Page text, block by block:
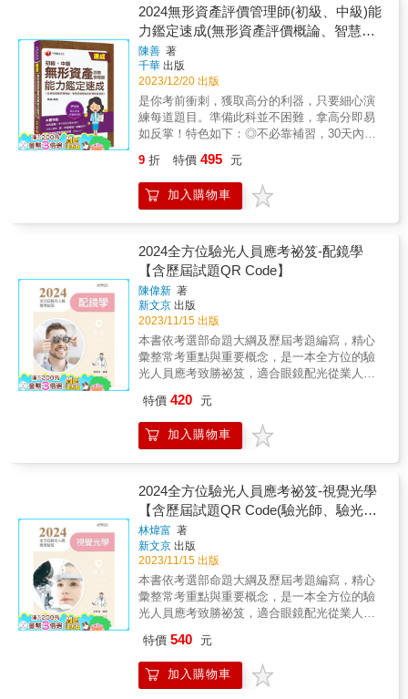
收集歷年來公務高考，專技高考、薦任升等相
關試題，加以歸納、整理、解析，並收集多本
教科書之精華部份，將「安全工程」（也包含
機電防護防火防爆）的內容以主題的方式排列
成十七章，以解題的方式編寫，其解析的特點
收。由於歷年此類考題，涵蓋範圍很廣，因
此，要能掌握答題要領的關鍵在於有經驗的名
師為你解題，藉由名師的參考答案，你能更精
確地理解答題要領所在。& & ◎完整收錄歷年
各類考試的勝負關鍵，本書所收錄的題目數量
是坊間所有參考書籍中數量最多的。藉由實際
的大範圍考題，可自我檢視學習成效。建議熟
嘗試自己解題，再來比對書上的解析，如此一
來，藉由比對的差異性來自行思考，若真的沒
辦法再參考解析，針對弱點加強複習。如此才
能有效地完成自我複習、精進的考試目標。書
中內容集結各類考題精華，省去你在坊間尋覓
參考書籍的時間，精確的掌握此書內容，必能
金榜題名！& & 《工業安全管理經典題庫解
析》& ◎申論式題庫薈萃，脈絡條理分明& 國
家考試及取得技能檢定證照，才是求職唯一的
保障；且政府現階段急切推展「職業證照制
度」，未來求職必須具備合格證照，才能找到
一份理想的工作。有鑑於此，筆者將國內專家
理，以申論題庫的方式呈現，讓你能夠從實際
的考題直接上手，快速有效率的完成高分上榜
的目標。& & ◎名師指引掌握訣竅，高分勢易
如反掌& 本書的特點是收集歷年來公務高考，
專技高考及技能檢定的試題，加以歸納、整
理、解析，並收集多本教科書之精華部份，將
「工業安全管理」的課文內容由原先的十三章
增為十六章，再輔以第十七章的近年試題與解
析，以解題的方式編寫，其解析的特點在簡單
扼要，由淺入深，條例分明，便於讀者吸收。
由於歷年的工業安全管理考題，涵蓋範圍很
廣，因此，要能掌握答題要領的關鍵在於有經
驗的名師為你解題，藉由名師的參考答案，你
表說明，確實掌握命題方針。各章章末精選歷
屆考題及解答，並解析相關概念，使讀者能融
會貫通，舉一反三。各章以星星符號代表歷屆
考題出題比例，數目越多代表出題比例越高，
最多5顆，以供讀者備考參酌。 & 書中以QR
Code提供讀者掃描下載歷屆試題題庫，以供應
考複習所需，還可掌握最新命題趨勢，是一本
全方位驗光人員應考致勝祕笈。 & 2024年版特
別收錄最新112年的專技驗光人員高考考題，適
合眼鏡配光從業人員及視光相關科系學生準備
2024無形資產評價管理師(初級、中級)能
力鑑定速成(無形資產評價概論、智慧財
產概論及評價職業道德)(IPAS無形資產評
價管理師能力鑑定)
陳善 著
千華 出版
2023/12/20 出版
是你考前衝刺，獲取高分的利器，只要細心演
練每道題目。準備此科並不困難，拿高分即易
如反掌！特色如下：◎不必靠補習，30天內速
構清晰，立即掌握考試趨勢◎章節重點搭配精
選試題，題題解析快速上手根據IPAS經濟部產
業人才能力鑑定「無形資產評價管理師」所編
力。編寫的方式儘可能摒棄冗長論述，採清晰
條列方式，輔以圖表生動說明，並搭配精選試
題，幫助熟悉題型，慢慢累積解題的方法、速
度，強化了學習的組織能力，猶如洋蔥般一層
層地剖析，必能有助強化得分上榜實力，可謂
全方位參考書。準備方法現代企業和以往以有
形資產為主的傳統產業已顯不相同，現代的商
業模式是智慧的競爭，且往往企業智慧財產的
價值，往往是其帳列有形資產價值之三到四倍
財產的價值，財務報表因未考慮智慧財產之故
灣企業而言，這種企業價值未能於資產負債表
顯示問題，也日益嚴重，這時就有賴無形資產
的評價。所以內容以簡潔好記的文字說明，幫
適用初、中級的各位，加上考試科目一脈相
承，為明確區分初、中級的章節，於相關段落
旁標有「中級必讀」，請應試中級的你讀完全
書後，務必針對這些地方再做加強。而應試初
級的你遇到這些地方也不要直接跳過，行有餘
力也可約略讀過，作為增長應試知識的途徑。
以下為各位歸納無形資產評價初(中)級的準備方
法：一、擬定計畫表擬定讀書計畫表，配合本
競賽一樣，要比誰有耐力、有恆心，一定要擬
的！二、試題演練演算題目是測量自己是否吸
收的一個很好的方式，所以內容安排在各章後
9 折 特價 495 元
加入購物車
2024全方位驗光人員應考祕笈-配鏡學
【含歷屆試題QR Code】
陳偉新 著
新文京 出版
2023/11/15 出版
本書依考選部命題大綱及歷屆考題編寫，精心
彙整常考重點與重要概念，是一本全方位的驗
光人員應考致勝祕笈，適合眼鏡配光從業人員
作者教學與實務經驗豐富，編寫本書學習架構
完整，包括：本章大綱、重點整理、隨文例題
（含專家闢析）及題庫練習（歷屆考題及專家
明，確實掌握命題方針。各章章末精選歷屆考
題及解答，並解析相關概念，使讀者能融會貫
通，舉一反三。各章以星星符號代表歷屆考題
出題比例，數目越多代表出題比例越高，最多5
顆，以供讀者備考參酌。 書中以QR Code提供
讀者掃描下載歷屆試題題庫，以供應考複習所
需，還可掌握最新命題趨勢，是一本全方位驗
光人員應考致勝祕笈。 2024年版特別收錄最新
112年的專技驗光人員高考考題，適合眼鏡配光
從業人員及視光相關科系學生準備應考驗光人
特價 420 元
加入購物車
2024全方位驗光人員應考祕笈-視覺光學
【含歷屆試題QR Code(驗光師、驗光
生)】
林煒富 著
新文京 出版
2023/11/15 出版
本書依考選部命題大綱及歷屆考題編寫，精心
彙整常考重點與重要概念，是一本全方位的驗
光人員應考致勝祕笈，適合眼鏡配光從業人員
作者教學與實務經驗豐富，編寫本書學習架構
完整，包括：本章大綱、重點整理、隨文例題
（含專家闢析）及題庫練習（歷屆考題及專家
特價 540 元
加入購物車